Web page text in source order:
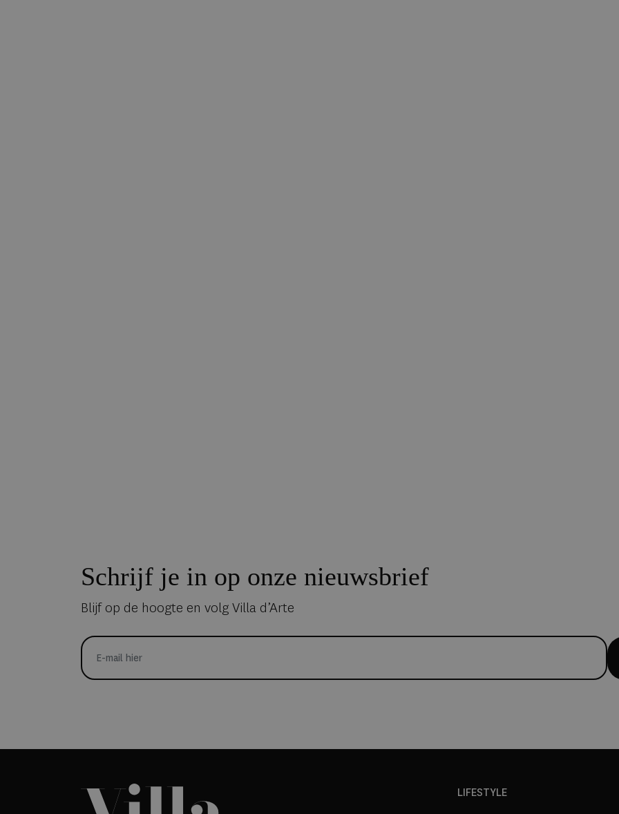
Schrijf je in op onze nieuwsbrief
Blijf op de hoogte en volg Villa d’Arte
LIFESTYLE